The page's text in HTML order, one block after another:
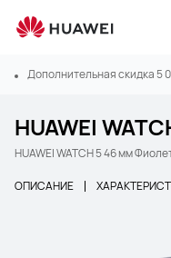
Дополнительная скидка 5
HUAWEI
HUAWEI WATCH 5 46 мм
ОПИСАНИЕ